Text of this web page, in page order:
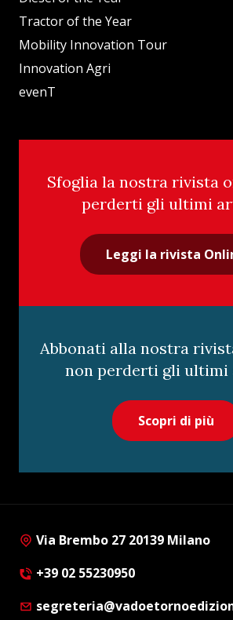
Tractor of the Year
Mobility Innovation Tour
Innovation Agri
evenT
Sfoglia la nostra rivista
perderti gli ultimi
Leggi la rivista
Abbonati alla nostra
non perderti gli
Scopri di più
Via Brembo 27 20139 Milano
+39 02 55230950